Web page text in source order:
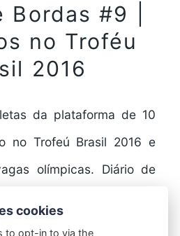
Bordas #9 |
no Troféu
2016
da plataforma de 10
no Trofeú Brasil 2016 e
olímpicas. Diário de
cookies
to opt-in to via the